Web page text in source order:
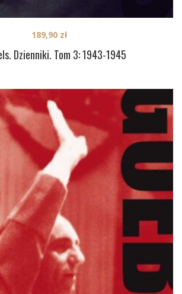
Dzienniki. Tom 3: 1943-1945
189,90 zł